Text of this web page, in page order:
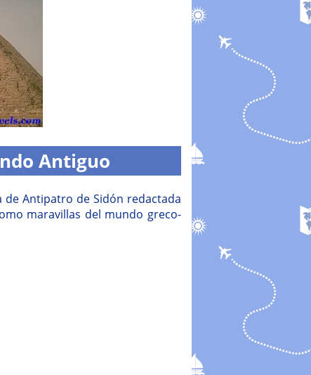
Antiguo
Antipatro de Sidón redactada
maravillas del mundo greco-